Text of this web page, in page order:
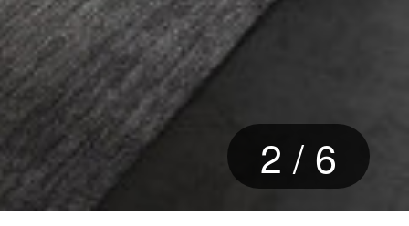
2 / 6